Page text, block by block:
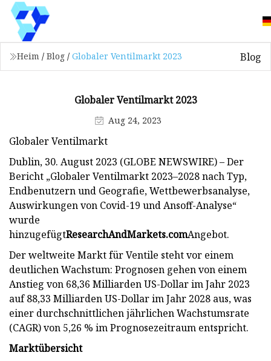
Heim / Blog / Globaler Ventilmarkt 2023 Blog
Globaler Ventilmarkt 2023
Aug 24, 2023
Globaler Ventilmarkt
Dublin, 30. August 2023 (GLOBE NEWSWIRE) – Der
Bericht „Globaler Ventilmarkt 2023–2028 nach Typ,
Endbenutzern und Geografie, Wettbewerbsanalyse,
Auswirkungen von Covid-19 und Ansoff-Analyse“
wurde
hinzugefügtResearchAndMarkets.comAngebot.
Der weltweite Markt für Ventile steht vor einem
deutlichen Wachstum: Prognosen gehen von einem
Anstieg von 68,36 Milliarden US-Dollar im Jahr 2023
auf 88,33 Milliarden US-Dollar im Jahr 2028 aus, was
einer durchschnittlichen jährlichen Wachstumsrate
(CAGR) von 5,26 % im Prognosezeitraum entspricht.
Marktübersicht